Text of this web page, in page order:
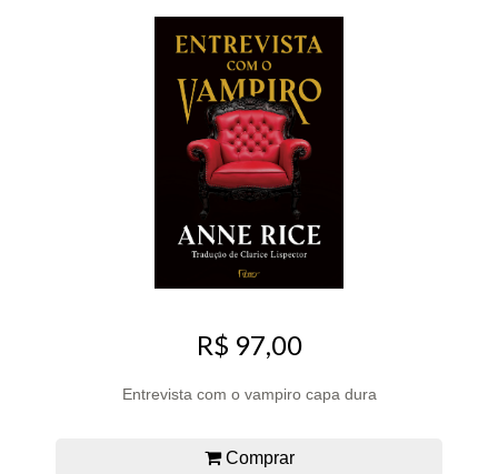
R$ 97,00
Entrevista com o vampiro capa dura
Comprar